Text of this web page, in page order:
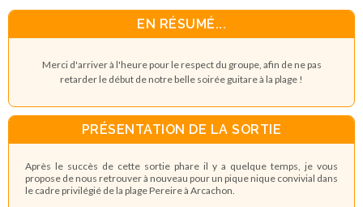
EN RÉSUMÉ...
Merci d'arriver à l'heure pour le respect du groupe, afin de ne pas
retarder le début de notre belle soirée guitare à la plage !
PRÉSENTATION DE LA SORTIE
Après le succès de cette sortie phare il y a quelque temps, je vous
propose de nous retrouver à nouveau pour un pique nique convivial dans
le cadre privilégié de la plage Pereire à Arcachon.